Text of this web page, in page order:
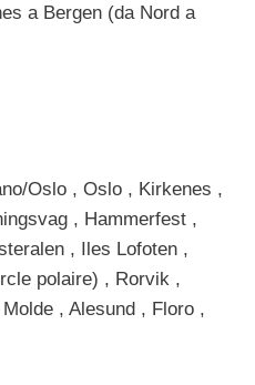
a Bergen (da Nord a
Oslo , Oslo , Kirkenes ,
, Hammerfest ,
, Iles Lofoten ,
polaire) , Rorvik ,
, Alesund , Floro ,